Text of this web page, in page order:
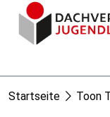
Startseite Toon